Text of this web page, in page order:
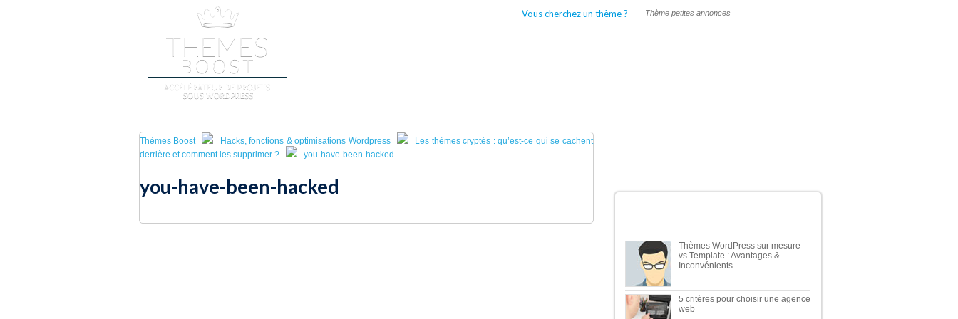
Vous cherchez un thème ?
Thèmes Boost Hacks, fonctions & optimisations Wordpress
Les thèmes cryptés : qu’est-ce qui se cachent
derrière et comment les supprimer ?
you-have-been-hacked
you-have-been-hacked
Thèmes WordPress sur mesure
vs Template : Avantages &
Inconvénients
5 critères pour choisir une agence
web